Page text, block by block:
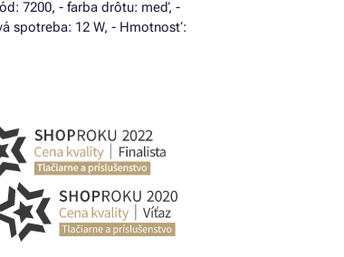
7200, - farba drôtu: meď, -
spotreba: 12 W, - Hmotnosť: